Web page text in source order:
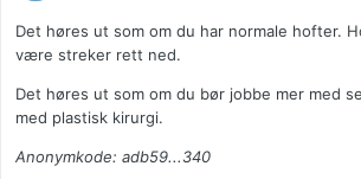
Det høres ut som om du har normale hofter.
være streker rett ned.
Det høres ut som om du bør jobbe mer med
med plastisk kirurgi.
Anonymkode: adb59...340